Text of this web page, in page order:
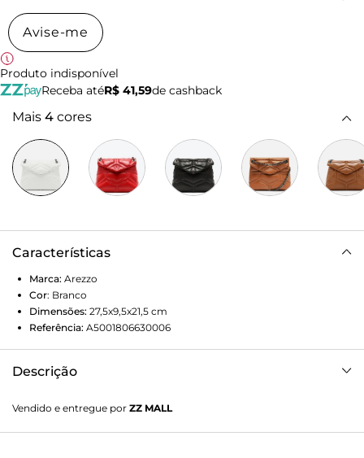
Avise-me
Produto indisponível
Receba atéR$ 41,59de cashback
Mais 4 cores
Características
Marca: Arezzo
Cor: Branco
Dimensões: 27,5x9,5x21,5 cm
Referência: A5001806630006
Descrição
formato estruturado e laterais arredondadas, além de
matelassê geométrico e bombado nas capas. Traz alça em
Vendido e entregue por ZZ MALL